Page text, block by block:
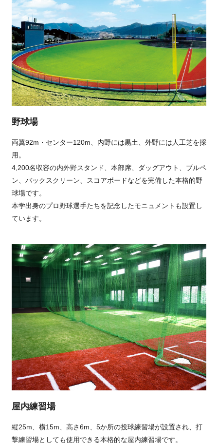
野球場
両翼92m・センター120m、内野には黒土、外野には人工芝を採
用。
4,200名収容の内外野スタンド、本部席、ダッグアウト、ブルペ
ン、バックスクリーン、スコアボードなどを完備した本格的野
球場です。
本学出身のプロ野球選手たちを記念したモニュメントも設置し
ています。
屋内練習場
縦25m、横15m、高さ6m、5か所の投球練習場が設置され、打
撃練習場としても使用できる本格的な屋内練習場です。